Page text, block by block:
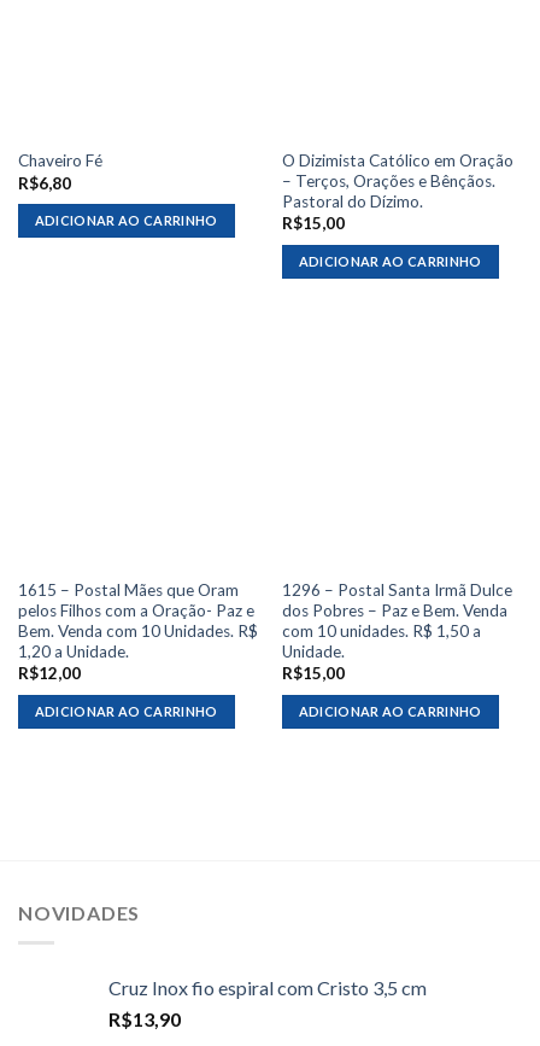
Chaveiro Fé
R$6,80
ADICIONAR AO CARRINHO
O Dizimista Católico em Oração
– Terços, Orações e Bênçãos.
Pastoral do Dízimo.
R$15,00
ADICIONAR AO CARRINHO
1615 – Postal Mães que Oram
pelos Filhos com a Oração- Paz e
Bem. Venda com 10 Unidades. R$
1,20 a Unidade.
R$12,00
ADICIONAR AO CARRINHO
1296 – Postal Santa Irmã Dulce
dos Pobres – Paz e Bem. Venda
com 10 unidades. R$ 1,50 a
Unidade.
R$15,00
ADICIONAR AO CARRINHO
NOVIDADES
Cruz Inox fio espiral com Cristo 3,5 cm
R$13,90